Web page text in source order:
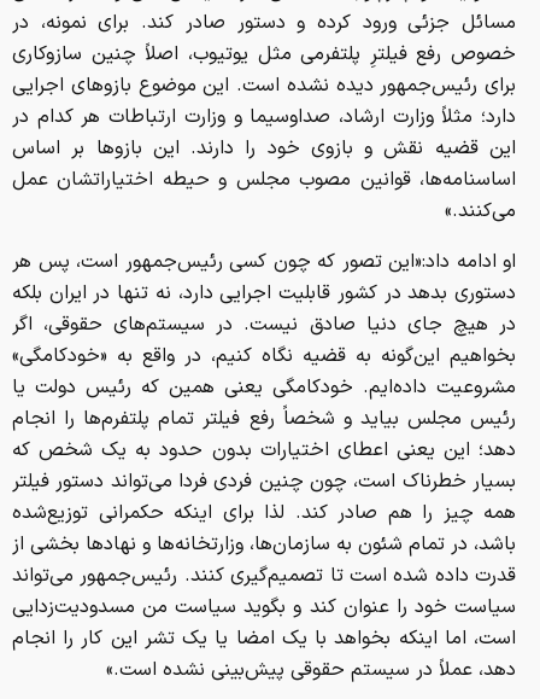
مسائل جزئی ورود کرده و دستور صادر کند. برای نمونه، در
خصوص رفع فیلترِ پلتفرمی مثل یوتیوب، اصلاً چنین سازوکاری
برای رئیس‌جمهور دیده نشده است. این موضوع بازوهای اجرایی
دارد؛ مثلاً وزارت ارشاد، صداوسیما و وزارت ارتباطات هر کدام در
این قضیه نقش و بازوی خود را دارند. این بازوها بر اساس
اساسنامه‌ها، قوانین مصوب مجلس و حیطه اختیاراتشان عمل
می‌کنند.»
او ادامه داد:«این تصور که چون کسی رئیس‌جمهور است، پس هر
دستوری بدهد در کشور قابلیت اجرایی دارد، نه تنها در ایران بلکه
در هیچ جای دنیا صادق نیست. در سیستم‌های حقوقی، اگر
بخواهیم این‌گونه به قضیه نگاه کنیم، در واقع به «خودکامگی»
مشروعیت داده‌ایم. خودکامگی یعنی همین که رئیس دولت یا
رئیس مجلس بیاید و شخصاً رفع فیلتر تمام پلتفرم‌ها را انجام
دهد؛ این یعنی اعطای اختیارات بدون حدود به یک شخص که
بسیار خطرناک است، چون چنین فردی فردا می‌تواند دستور فیلتر
همه چیز را هم صادر کند. لذا برای اینکه حکمرانی توزیع‌شده
باشد، در تمام شئون به سازمان‌ها، وزارتخانه‌ها و نهادها بخشی از
قدرت داده شده است تا تصمیم‌گیری کنند. رئیس‌جمهور می‌تواند
سیاست خود را عنوان کند و بگوید سیاست من مسدودیت‌زدایی
است، اما اینکه بخواهد با یک امضا یا یک تشر این کار را انجام
دهد، عملاً در سیستم حقوقی پیش‌بینی نشده است.»